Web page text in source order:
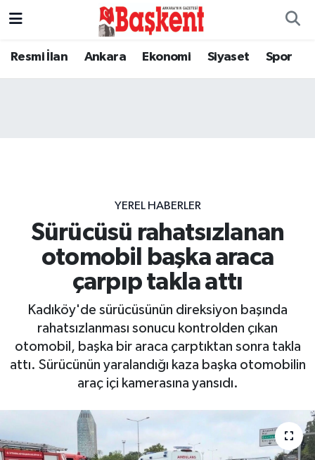
Resmi İlan Ankara Ekonomi Siyaset Spor
YEREL HABERLER
Sürücüsü rahatsızlanan
otomobil başka araca
çarpıp takla attı
Kadıköy'de sürücüsünün direksiyon başında
rahatsızlanması sonucu kontrolden çıkan
otomobil, başka bir araca çarptıktan sonra takla
attı. Sürücünün yaralandığı kaza başka otomobilin
araç içi kamerasına yansıdı.